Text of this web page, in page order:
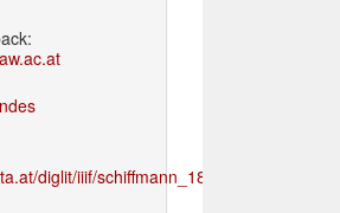
diglit/iiif/schiffmann_1895/manifest.json